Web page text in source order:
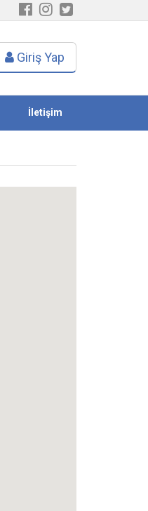
Giriş Yap
İletişim